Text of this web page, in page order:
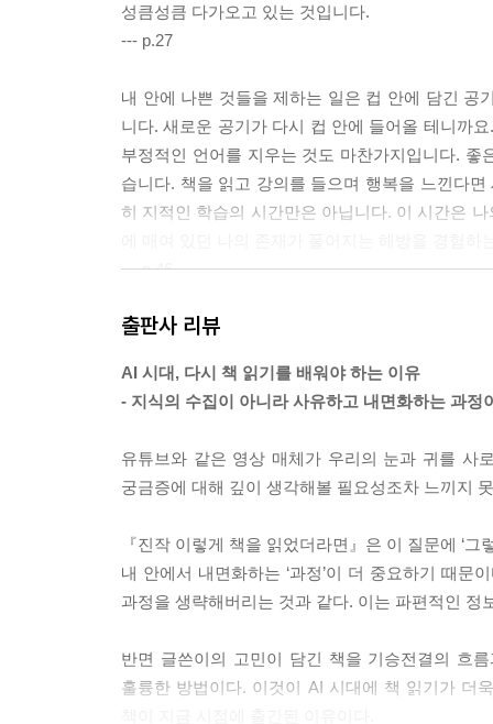
성큼성큼 다가오고 있는 것입니다.
--- p.27
내 안에 나쁜 것들을 제하는 일은 컵 안에 담긴 공
니다. 새로운 공기가 다시 컵 안에 들어올 테니까
부정적인 언어를 지우는 것도 마찬가지입니다.
습니다. 책을 읽고 강의를 들으며 행복을 느낀다
히 지적인 학습의 시간만은 아닙니다. 이 시간은
--- p.46
인생을 영위하는 가운데 우리는 자주 관계와 사
아픈 이유는 실점이 있기보다는 그것을 상쇄하고
간구하는 것도 꼭 추천하고 싶습니다. 진정한 능
--- p.60
그렇습니다. 우리는 흔히 사랑을 감정으로 하는
괜찮습니다. 내가 상대방에게 이야기하고 싶은 사
수 있습니다. 책을 이해함에 있어서도 비슷한 원
니다
--- p.103
출판사 리뷰
AI 시대, 다시 책 읽기를 배워야 하는 이유
- 지식의 수집이 아니라 사유하고 내면화하는 과정
유튜브와 같은 영상 매체가 우리의 눈과 귀를 사
궁금증에 대해 깊이 생각해볼 필요성조차 느끼지
『진작 이렇게 책을 읽었더라면』은 이 질문에 ‘
내 안에서 내면화하는 ‘과정’이 더 중요하기 때
과정을 생략해버리는 것과 같다. 이는 파편적인 정
반면 글쓴이의 고민이 담긴 책을 기승전결의 흐
훌륭한 방법이다. 이것이 AI 시대에 책 읽기가 더